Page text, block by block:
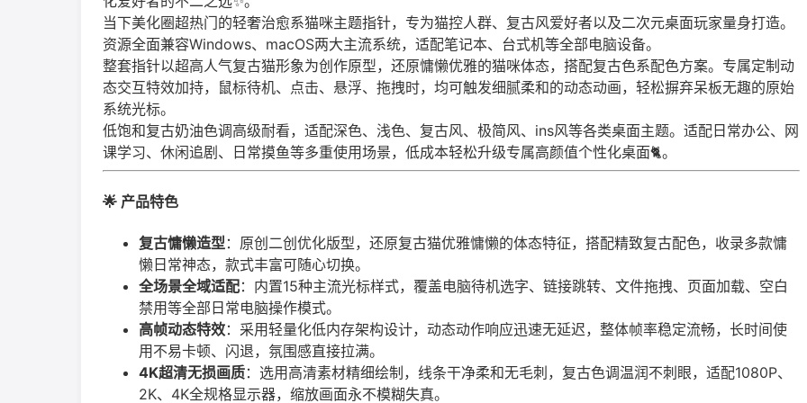
当下美化圈超热门的轻奢治愈系猫咪主题指针，专为猫控人群、复古风爱好者以及二次元桌面玩家量身打造。
资源全面兼容Windows、macOS两大主流系统，适配笔记本、台式机等全部电脑设备。
整套指针以超高人气复古猫形象为创作原型，还原慵懒优雅的猫咪体态，搭配复古色系配色方案。专属定制动
态交互特效加持，鼠标待机、点击、悬浮、拖拽时，均可触发细腻柔和的动态动画，轻松摒弃呆板无趣的原始
系统光标。
低饱和复古奶油色调高级耐看，适配深色、浅色、复古风、极简风、ins风等各类桌面主题。适配日常办公、网
课学习、休闲追剧、日常摸鱼等多重使用场景，低成本轻松升级专属高颜值个性化桌面🐈。
🌟 产品特色
复古慵懒造型 ：原创二创优化版型，还原复古猫优雅慵懒的体态特征，搭配精致复古配色，收录多款慵
懒日常神态，款式丰富可随心切换。
全场景全域适配：内置15种主流光标样式，覆盖电脑待机选字、链接跳转、文件拖拽、页面加载、空白
禁用等全部日常电脑操作模式。
高帧动态特效：采用轻量化低内存架构设计，动态动作响应迅速无延迟，整体帧率稳定流畅，长时间使
用不易卡顿、闪退，氛围感直接拉满。
4K超清无损画质：选用高清素材精细绘制，线条干净柔和无毛刺，复古色调温润不刺眼，适配1080P、
2K、4K全规格显示器，缩放画面永不模糊失真。